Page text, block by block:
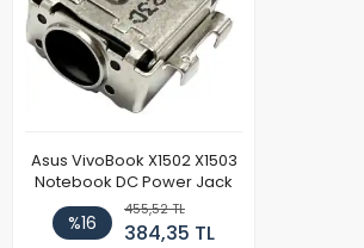
Asus VivoBook X1502 X1503
Notebook DC Power Jack
%16
455,52 TL
384,35 TL